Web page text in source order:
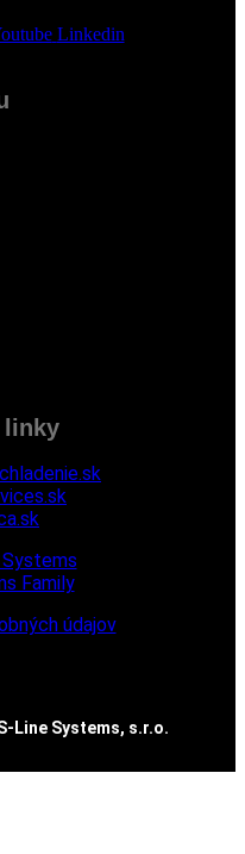
Linkedin
linky
Family
údajov
Line Systems, s.r.o.